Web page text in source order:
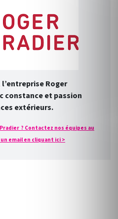
l’entreprise Roger
constance et passion
extérieurs.
? Contactez nos équipes au
un email en cliquant ici >